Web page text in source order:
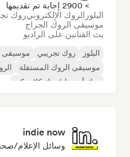
> 2900 إجابة تم تقديمها
البلوز الروك الإلكترونيروك
موسيقى الروك الجراج
بث الفنانين على الراديو
البلوز روك تجريبي موسيقى
موسيقى الروك المستقلة
روك أند رول/روك كلاسيكي
indie now
وسائل الإعلام/